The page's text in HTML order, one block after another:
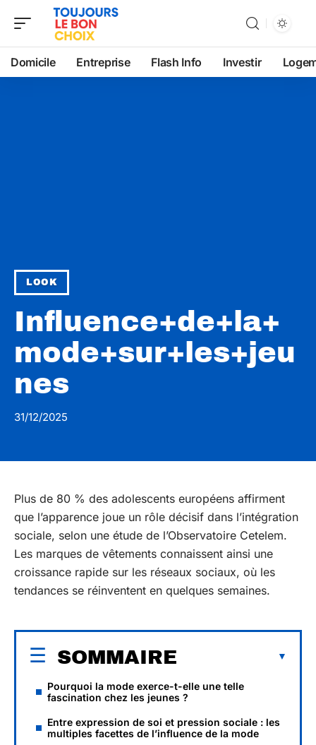
Domicile Entreprise Flash Info Investir
LOOK
Influence+de+la+
mode+sur+les+jeu
nes
31/12/2025
Plus de 80 % des adolescents européens affirment
que l’apparence joue un rôle décisif dans l’intégration
sociale, selon une étude de l’Observatoire Cetelem.
Les marques de vêtements connaissent ainsi une
croissance rapide sur les réseaux sociaux, où les
tendances se réinventent en quelques semaines.
SOMMAIRE
Pourquoi la mode exerce-t-elle une telle
fascination chez les jeunes ?
Entre expression de soi et pression sociale : les
multiples facettes de l’influence de la mode